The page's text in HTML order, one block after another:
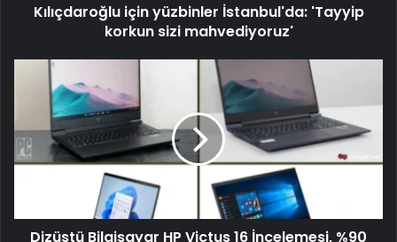
Kılıçdaroğlu için yüzbinler İstanbul'da: 'Tayyip
korkun sizi mahvediyoruz'
Dizüstü Bilgisayar HP Victus 16 İncelemesi, %90